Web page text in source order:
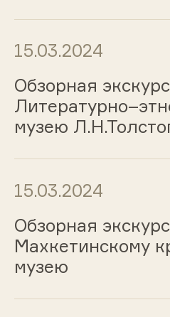
15.03.2024
Обзорная
музею
15.03.2024
Обзорная
Махкетинскому
музею